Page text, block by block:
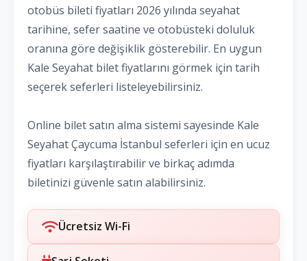
otobüs bileti fiyatları 2026 yılında seyahat
tarihine, sefer saatine ve otobüsteki doluluk
oranına göre değişiklik gösterebilir. En uygun
Kale Seyahat bilet fiyatlarını görmek için tarih
seçerek seferleri listeleyebilirsiniz.
Online bilet satın alma sistemi sayesinde Kale
Seyahat Çaycuma İstanbul seferleri için en ucuz
fiyatları karşılaştırabilir ve birkaç adımda
biletinizi güvenle satın alabilirsiniz.
Ücretsiz Wi-Fi